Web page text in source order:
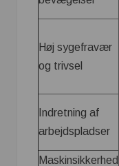
Høj sygefravær
og trivsel
Indretning af
arbejdspladser
Maskinsikkerhed